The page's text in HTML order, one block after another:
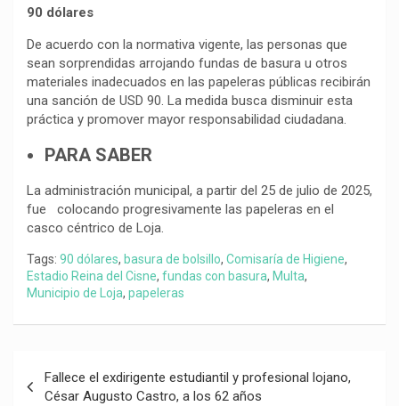
90 dólares
De acuerdo con la normativa vigente, las personas que
sean sorprendidas arrojando fundas de basura u otros
materiales inadecuados en las papeleras públicas recibirán
una sanción de USD 90. La medida busca disminuir esta
práctica y promover mayor responsabilidad ciudadana.
PARA SABER
La administración municipal, a partir del 25 de julio de 2025,
fue colocando progresivamente las papeleras en el
casco céntrico de Loja.
Tags: 90 dólares, basura de bolsillo, Comisaría de Higiene,
Estadio Reina del Cisne, fundas con basura, Multa,
Municipio de Loja, papeleras
de
Fallece el exdirigente estudiantil y profesional lojano,
César Augusto Castro, a los 62 años